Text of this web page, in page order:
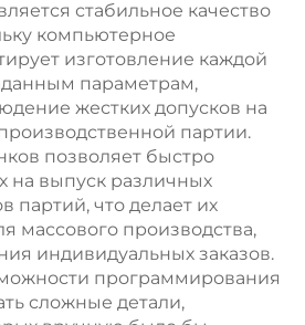
стабильное качество
компьютерное
изготовление каждой
параметрам,
жестких допусков на
партии.
позволяет быстро
на выпуск различных
партий, что делает их
массового производства,
индивидуальных заказов.
программирования
сложные детали,